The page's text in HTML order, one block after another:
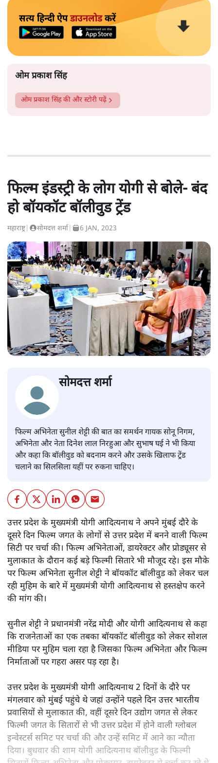
सत्य हिन्दी ऐपडाउनलोडकरें
ओम प्रकाश सिंह
ओम प्रकाश सिंहकी और स्टोरी पढ़ें
फिल्म इंडस्ट्री के लोग योगी से बोले- बंद
हो बॉयकॉट बॉलीवुड ट्रेंड
महाराष्ट्र| सोमदत्त शर्मा 6 JAN, 2023
सोमदत्त शर्मा
फिल्म अभिनेता सुनील शेट्टी की बात का समर्थन गायक सोनू निगम,
अभिनेता और नेता दिनेश लाल निरहुआ और सुभाष घई ने भी किया
और कहा कि बॉलीवुड को बदनाम करने और उसके खिलाफ ट्रेंड
चलाने का सिलसिला यहीं पर रुकना चाहिए।
उत्तर प्रदेश के मुख्यमंत्री योगी आदित्यनाथ ने अपने मुंबई दौरे के
दूसरे दिन फिल्म जगत के लोगों से उत्तर प्रदेश में बनने वाली फिल्म
सिटी पर चर्चा की। फिल्म अभिनेताओं, डायरेक्टर और प्रोड्यूसर से
मुलाकात के दौरान कई बड़े फिल्मी सितारे भी मौजूद रहे। इस मौके
पर फिल्म अभिनेता सुनील शेट्टी ने बॉयकॉट बॉलीवुड को लेकर चल
रही मुहिम के बारे में मुख्यमंत्री योगी आदित्यनाथ से हस्तक्षेप करने
की मांग की।
सुनील शेट्टी ने प्रधानमंत्री नरेंद्र मोदी और योगी आदित्यनाथ से कहा
कि राजनेताओं का एक तबका बॉयकॉट बॉलीवुड को लेकर सोशल
मीडिया पर मुहिम चला रहा है जिसका फिल्म अभिनेता और फिल्म
निर्माताओं पर गहरा असर पड़ रहा है।
उत्तर प्रदेश के मुख्यमंत्री योगी आदित्यनाथ 2 दिनों के दौरे पर
मंगलवार को मुंबई पहुंचे थे जहां उन्होंने पहले दिन उत्तर भारतीय
प्रवासियों से मुलाकात की, वहीं दूसरे दिन उद्योग जगत से लेकर
फिल्मी जगत के सितारों से भी उत्तर प्रदेश में होने वाली ग्लोबल
इन्वेस्टर्स समिट पर चर्चा की और उन्हें समिट में आने का न्यौता
दिया। बुधवार की शाम योगी आदित्यनाथ बॉलीवुड के फिल्मी